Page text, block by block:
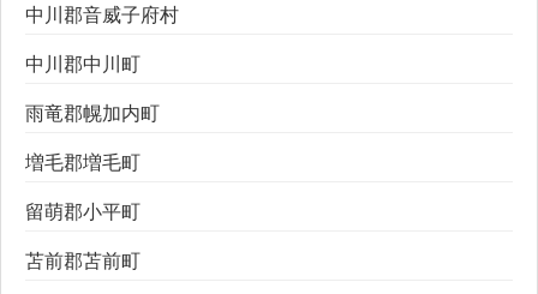
中川郡音威子府村
中川郡中川町
雨竜郡幌加内町
増毛郡増毛町
留萌郡小平町
苫前郡苫前町